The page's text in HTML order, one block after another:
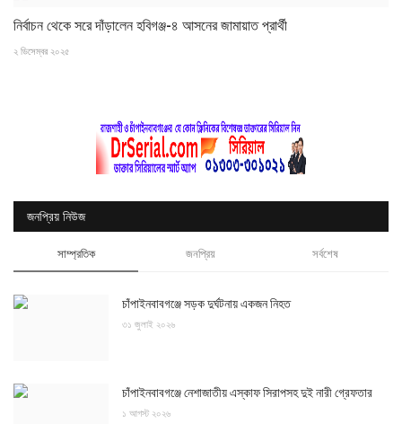
‎নির্বাচন থেকে সরে দাঁড়ালেন হবিগঞ্জ-৪ আসনের জামায়াত প্রার্থী
২ ডিসেম্বর ২০২৫
জনপ্রিয় নিউজ
সাম্প্রতিক জনপ্রিয় সর্বশেষ
চাঁপাইনবাবগঞ্জে সড়ক দুর্ঘটনায় একজন নিহত
৩১ জুলাই ২০২৬
চাঁপাইনবাবগঞ্জে নেশাজাতীয় এস্কাফ সিরাপসহ দুই নারী গ্রেফতার
১ আগস্ট ২০২৬